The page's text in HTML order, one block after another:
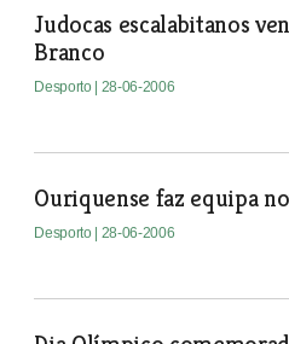
Judocas escalabitanos
Branco
Desporto | 28-06-2006
Ouriquense faz equipa
Desporto | 28-06-2006